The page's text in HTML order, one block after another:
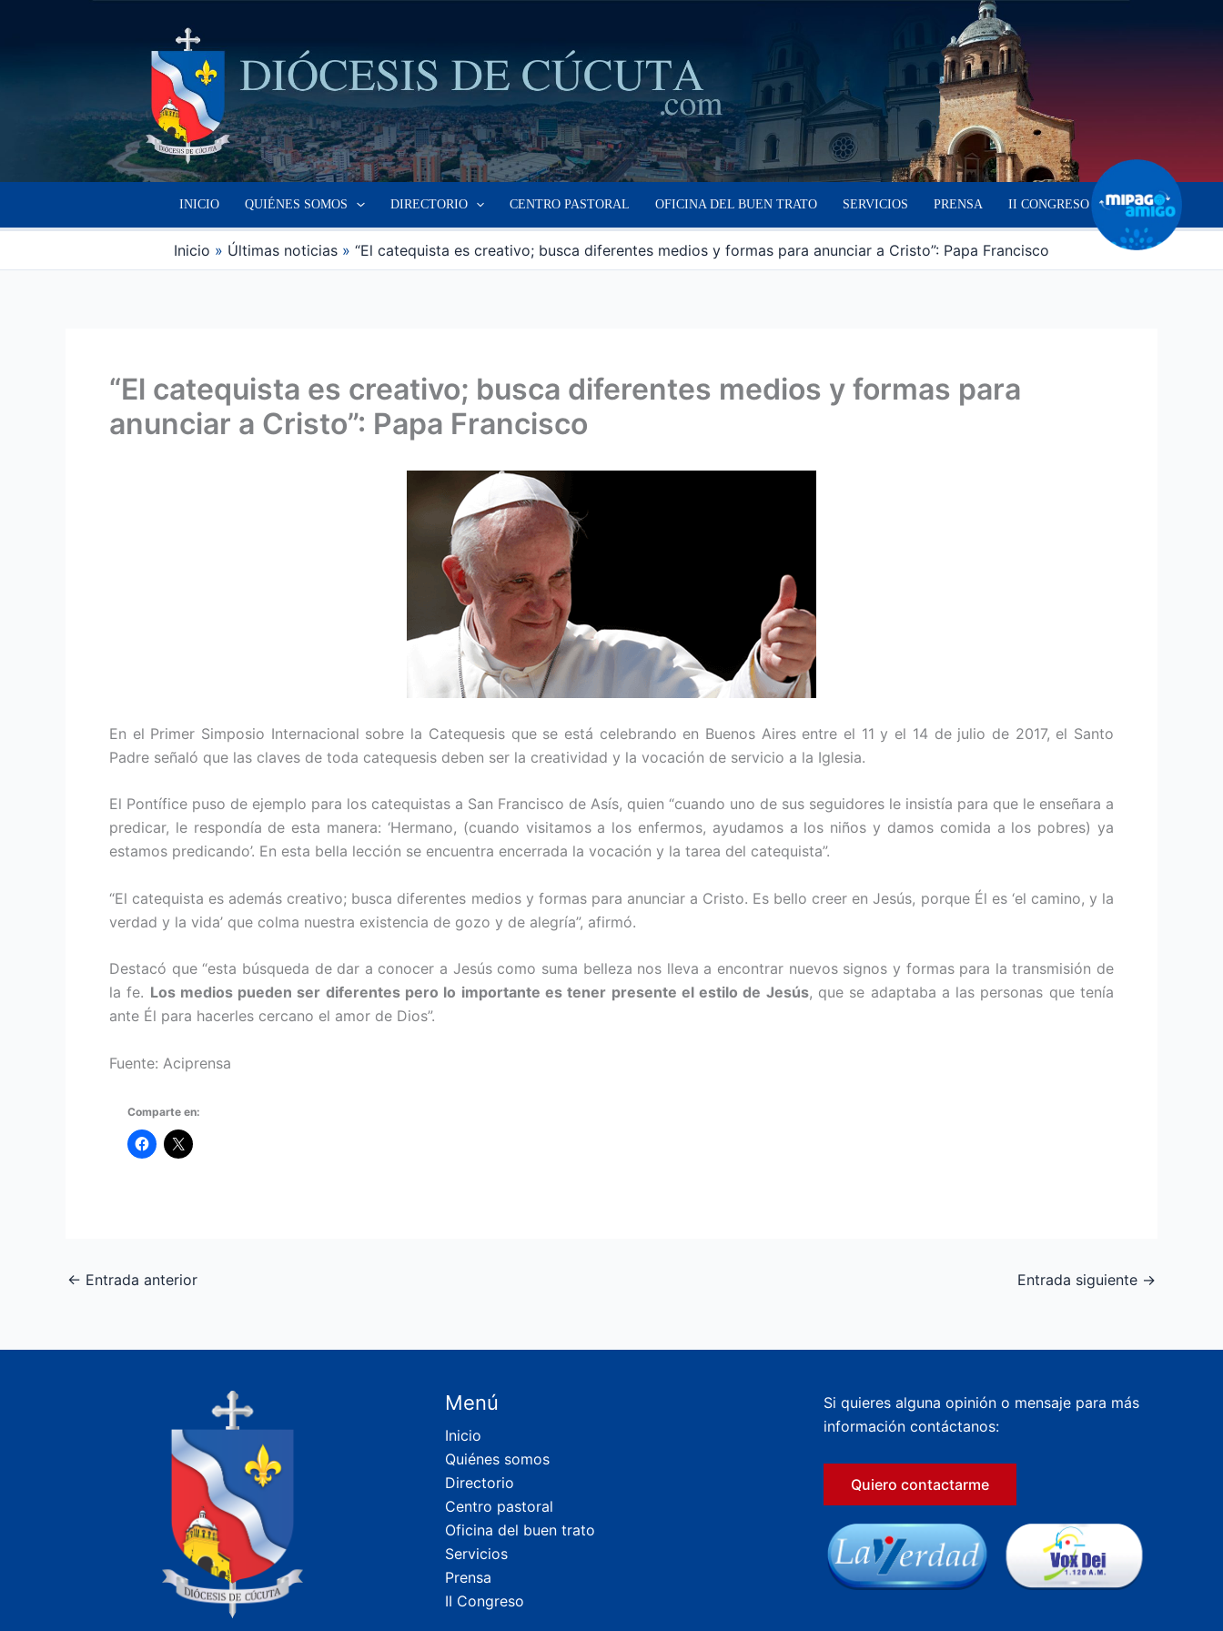
INICIO QUIÉNES SOMOS DIRECTORIO CENTRO PASTORAL OFICINA DEL BUEN TRATO SERVICIOS PRENSA II CONGRESO
Inicio Últimas noticias “El catequista es creativo; busca diferentes medios y formas para anunciar a Cristo”: Papa Francisco
“El catequista es creativo; busca diferentes medios y formas para
anunciar a Cristo”: Papa Francisco
En el Primer Simposio Internacional sobre la Catequesis que se está celebrando en Buenos Aires entre el 11 y el 14 de julio de 2017, el Santo
Padre señaló que las claves de toda catequesis deben ser la creatividad y la vocación de servicio a la Iglesia.
El Pontífice puso de ejemplo para los catequistas a San Francisco de Asís, quien “cuando uno de sus seguidores le insistía para que le enseñara a
predicar, le respondía de esta manera: ‘Hermano, (cuando visitamos a los enfermos, ayudamos a los niños y damos comida a los pobres) ya
estamos predicando’. En esta bella lección se encuentra encerrada la vocación y la tarea del catequista”.
“El catequista es además creativo; busca diferentes medios y formas para anunciar a Cristo. Es bello creer en Jesús, porque Él es ‘el camino, y la
verdad y la vida’ que colma nuestra existencia de gozo y de alegría”, afirmó.
Destacó que “esta búsqueda de dar a conocer a Jesús como suma belleza nos lleva a encontrar nuevos signos y formas para la transmisión de
la fe. Los medios pueden ser diferentes pero lo importante es tener presente el estilo de Jesús, que se adaptaba a las personas que tenía
ante Él para hacerles cercano el amor de Dios”.
Fuente: Aciprensa
Comparte en:
← Entrada anterior Entrada siguiente →
Menú
Inicio
Quiénes somos
Directorio
Centro pastoral
Oficina del buen trato
Servicios
Prensa
II Congreso
Si quieres alguna opinión o mensaje para más
información contáctanos:
Quiero contactarme